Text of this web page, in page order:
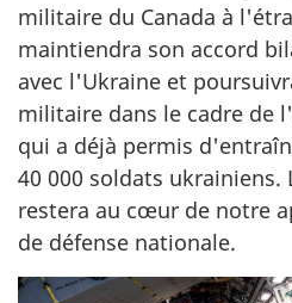
militaire du Canada à
maintiendra son accord
avec l'Ukraine et
militaire dans le cadre de
qui a déjà permis
40 000 soldats ukrainiens.
restera au cœur de notre
de défense nationale.